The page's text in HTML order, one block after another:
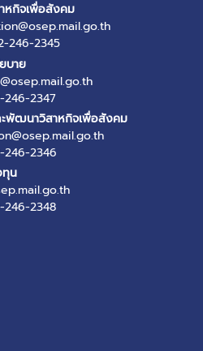
หกิจเพื่อสังคม
246-2345
บาย
246-2347
พัฒนาวิสาหกิจเพื่อสังคม
246-2346
ทุน
246-2348